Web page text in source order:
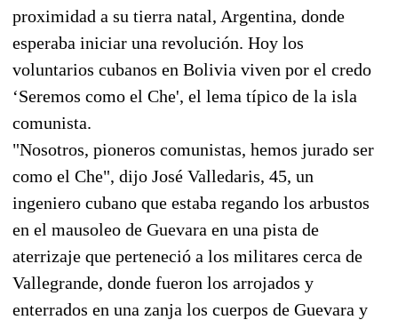
proximidad a su tierra natal, Argentina, donde
esperaba iniciar una revolución. Hoy los
voluntarios cubanos en Bolivia viven por el credo
‘Seremos como el Che', el lema típico de la isla
comunista.
"Nosotros, pioneros comunistas, hemos jurado ser
como el Che", dijo José Valledaris, 45, un
ingeniero cubano que estaba regando los arbustos
en el mausoleo de Guevara en una pista de
aterrizaje que perteneció a los militares cerca de
Vallegrande, donde fueron los arrojados y
enterrados en una zanja los cuerpos de Guevara y